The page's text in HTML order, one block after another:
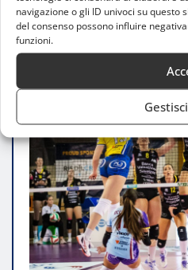
navigazione o gli ID univoci su questo
del consenso possono influire
funzioni.